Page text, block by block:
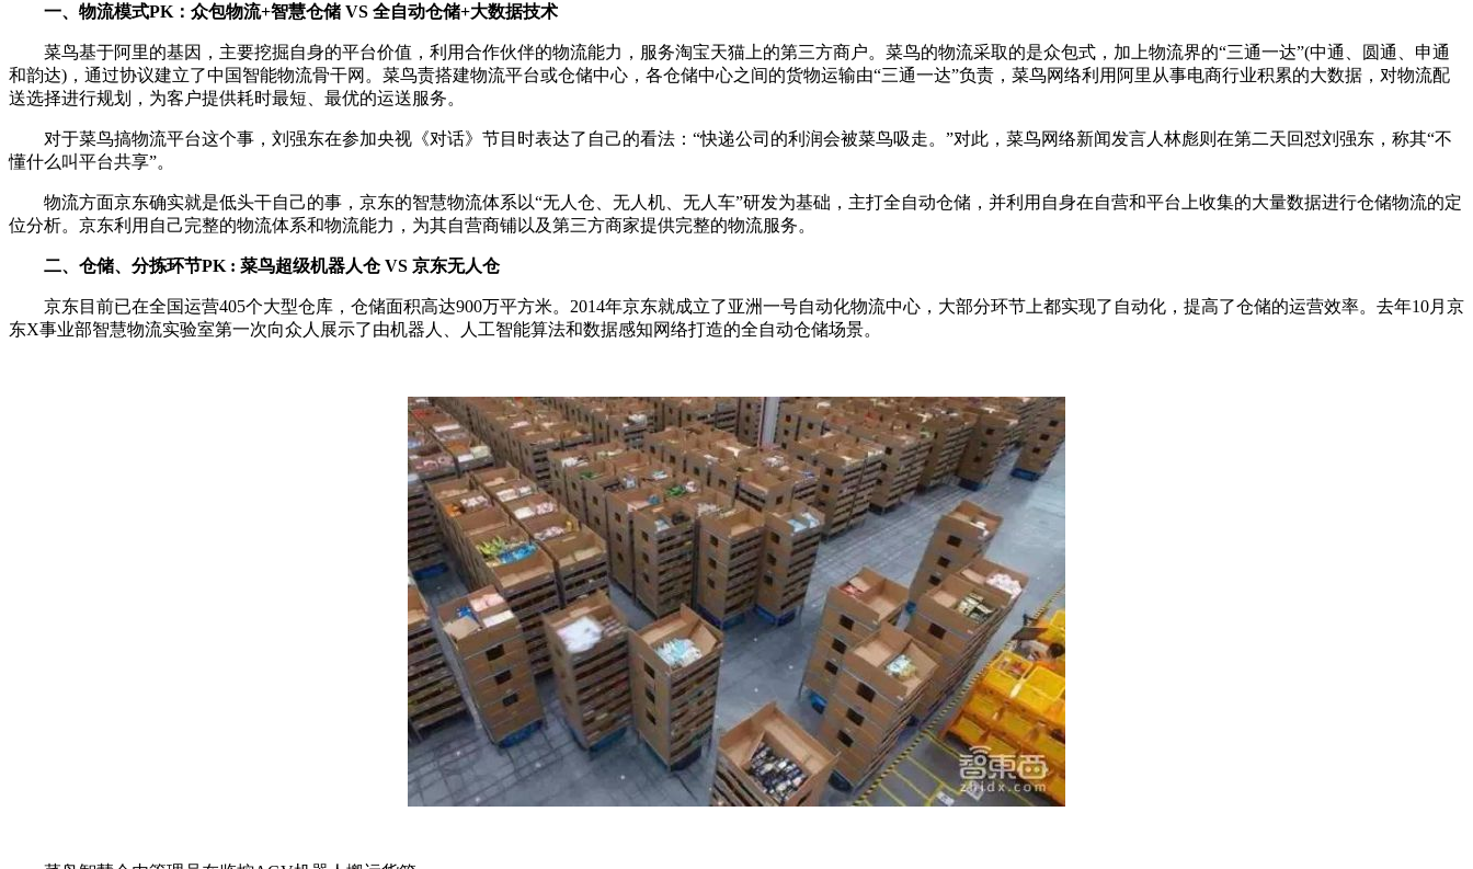
一、物流模式PK：众包物流+智慧仓储 VS 全自动仓储+大数据技术
菜鸟基于阿里的基因，主要挖掘自身的平台价值，利用合作伙伴的物流能力，服务淘宝天猫上的第三方商户。菜鸟的物流采取的是众包式，加上物流界的“三通一达”(中通、圆通、申通
和韵达)，通过协议建立了中国智能物流骨干网。菜鸟责搭建物流平台或仓储中心，各仓储中心之间的货物运输由“三通一达”负责，菜鸟网络利用阿里从事电商行业积累的大数据，对物流配
送选择进行规划，为客户提供耗时最短、最优的运送服务。
对于菜鸟搞物流平台这个事，刘强东在参加央视《对话》节目时表达了自己的看法：“快递公司的利润会被菜鸟吸走。”对此，菜鸟网络新闻发言人林彪则在第二天回怼刘强东，称其“不
懂什么叫平台共享”。
物流方面京东确实就是低头干自己的事，京东的智慧物流体系以“无人仓、无人机、无人车”研发为基础，主打全自动仓储，并利用自身在自营和平台上收集的大量数据进行仓储物流的定
位分析。京东利用自己完整的物流体系和物流能力，为其自营商铺以及第三方商家提供完整的物流服务。
二、仓储、分拣环节PK : 菜鸟超级机器人仓 VS 京东无人仓
京东目前已在全国运营405个大型仓库，仓储面积高达900万平方米。2014年京东就成立了亚洲一号自动化物流中心，大部分环节上都实现了自动化，提高了仓储的运营效率。去年10月京
东X事业部智慧物流实验室第一次向众人展示了由机器人、人工智能算法和数据感知网络打造的全自动仓储场景。